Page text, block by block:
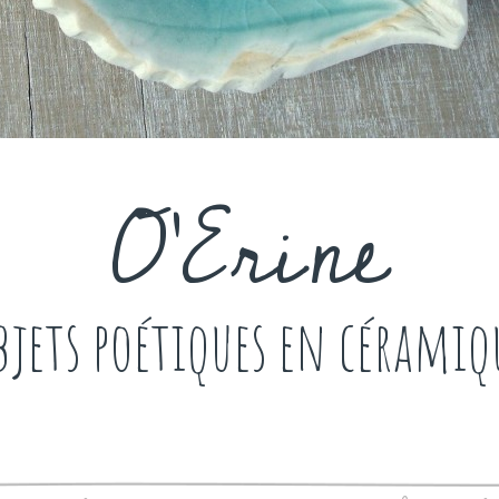
O'Erine
poétiques en